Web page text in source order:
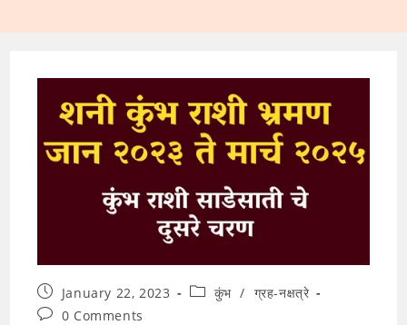
Post
published:
January 22, 2023
Postकुंभ / ग्रह-नक्षत्रे
Post0 Comments